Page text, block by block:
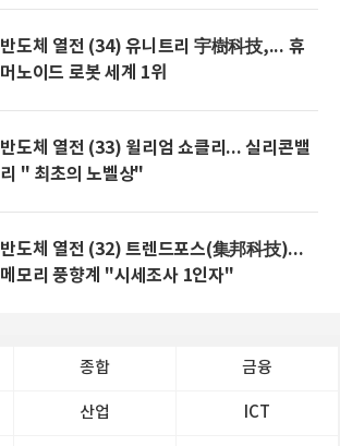
반도체 열전 (34) 유니트리 宇樹科技,... 휴
머노이드 로봇 세계 1위
반도체 열전 (33) 윌리엄 쇼클리... 실리콘밸
리 " 최초의 노벨상"
반도체 열전 (32) 트렌드포스(集邦科技)...
메모리 풍향계 "시세조사 1인자"
종합 금융
산업 ICT